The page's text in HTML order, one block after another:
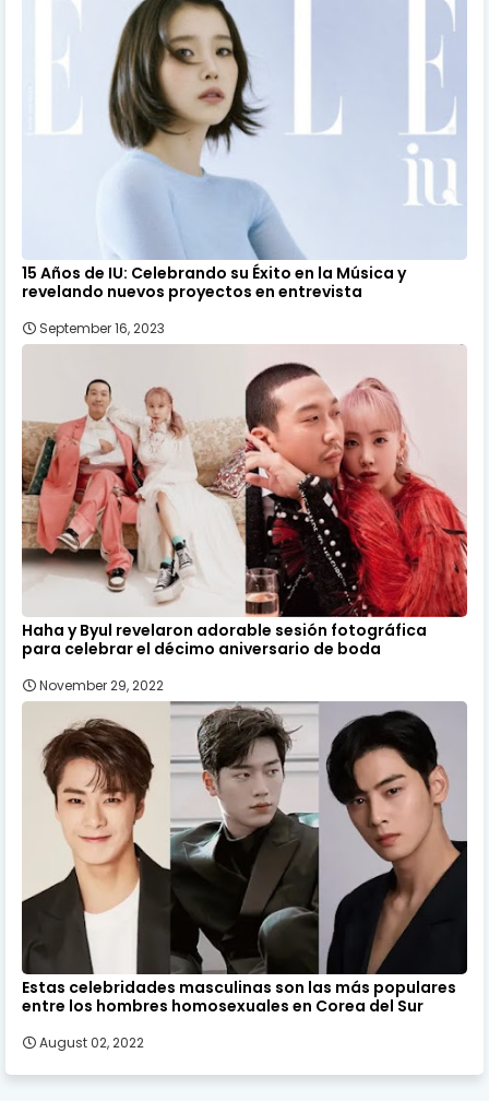
15 Años de IU: Celebrando su Éxito en la Música y
revelando nuevos proyectos en entrevista
September 16, 2023
Haha y Byul revelaron adorable sesión fotográfica
para celebrar el décimo aniversario de boda
November 29, 2022
Estas celebridades masculinas son las más populares
entre los hombres homosexuales en Corea del Sur
August 02, 2022